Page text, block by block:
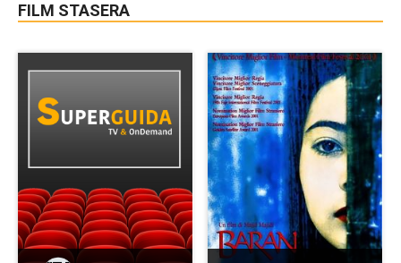
FILM STASERA